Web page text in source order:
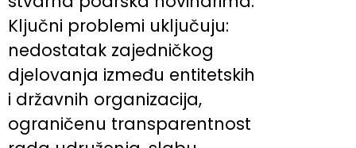
Ključni problemi uključuju:
nedostatak zajedničkog
djelovanja između entitetskih
i državnih organizacija,
ograničenu transparentnost